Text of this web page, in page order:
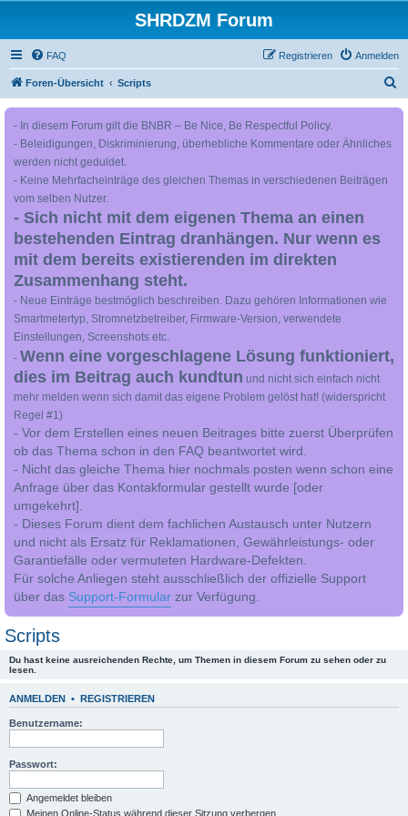
SHRDZM Forum
FAQ Anmelden
Registrieren
Foren-Übersicht Scripts
- In diesem Forum gilt die BNBR – Be Nice, Be Respectful Policy.
- Beleidigungen, Diskriminierung, überhebliche Kommentare oder Ähnliches
werden nicht geduldet.
- Keine Mehrfacheinträge des gleichen Themas in verschiedenen Beiträgen
vom selben Nutzer.
- Sich nicht mit dem eigenen Thema an einen
bestehenden Eintrag dranhängen. Nur wenn es
mit dem bereits existierenden im direkten
Zusammenhang steht.
- Neue Einträge bestmöglich beschreiben. Dazu gehören Informationen wie
Smartmetertyp, Stromnetzbetreiber, Firmware-Version, verwendete
Einstellungen, Screenshots etc.
- Wenn eine vorgeschlagene Lösung funktioniert,
dies im Beitrag auch kundtun und nicht sich einfach nicht
mehr melden wenn sich damit das eigene Problem gelöst hat! (widerspricht
Regel #1)
- Vor dem Erstellen eines neuen Beitrages bitte zuerst Überprüfen
ob das Thema schon in den FAQ beantwortet wird.
- Nicht das gleiche Thema hier nochmals posten wenn schon eine
Anfrage über das Kontakformular gestellt wurde [oder
umgekehrt].
- Dieses Forum dient dem fachlichen Austausch unter Nutzern
und nicht als Ersatz für Reklamationen, Gewährleistungs- oder
Garantiefälle oder vermuteten Hardware-Defekten.
Für solche Anliegen steht ausschließlich der offizielle Support
über das Support-Formular zur Verfügung.
Scripts
Du hast keine ausreichenden Rechte, um Themen in diesem Forum zu sehen oder zu
lesen.
ANMELDEN • REGISTRIEREN
Benutzername:
Passwort:
Angemeldet bleiben
Meinen Online-Status während dieser Sitzung verbergen